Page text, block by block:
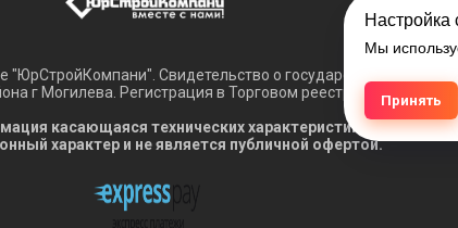
Настройка
Мы
Принять
Свидетельство о государственной
г Могилева. Регистрация в Торговом реестре РБ
касающаяся технических характеристик, наличия на
характер и не является публичной офертой.